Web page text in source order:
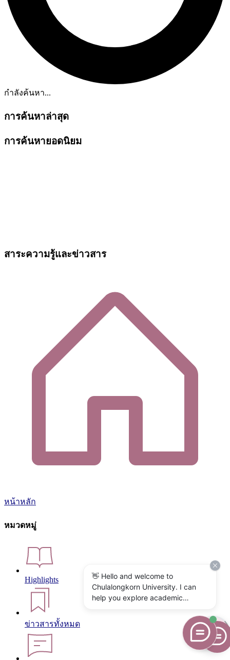
กำลังค้นหา...
การค้นหาล่าสุด
การค้นหายอดนิยม
สาระความรู้และข่าวสาร
หน้าหลัก
หมวดหมู่
Highlights
ข่าวสารทั้งหมด
👋 Hello and welcome to
Chulalongkorn University. I can
help you explore academic